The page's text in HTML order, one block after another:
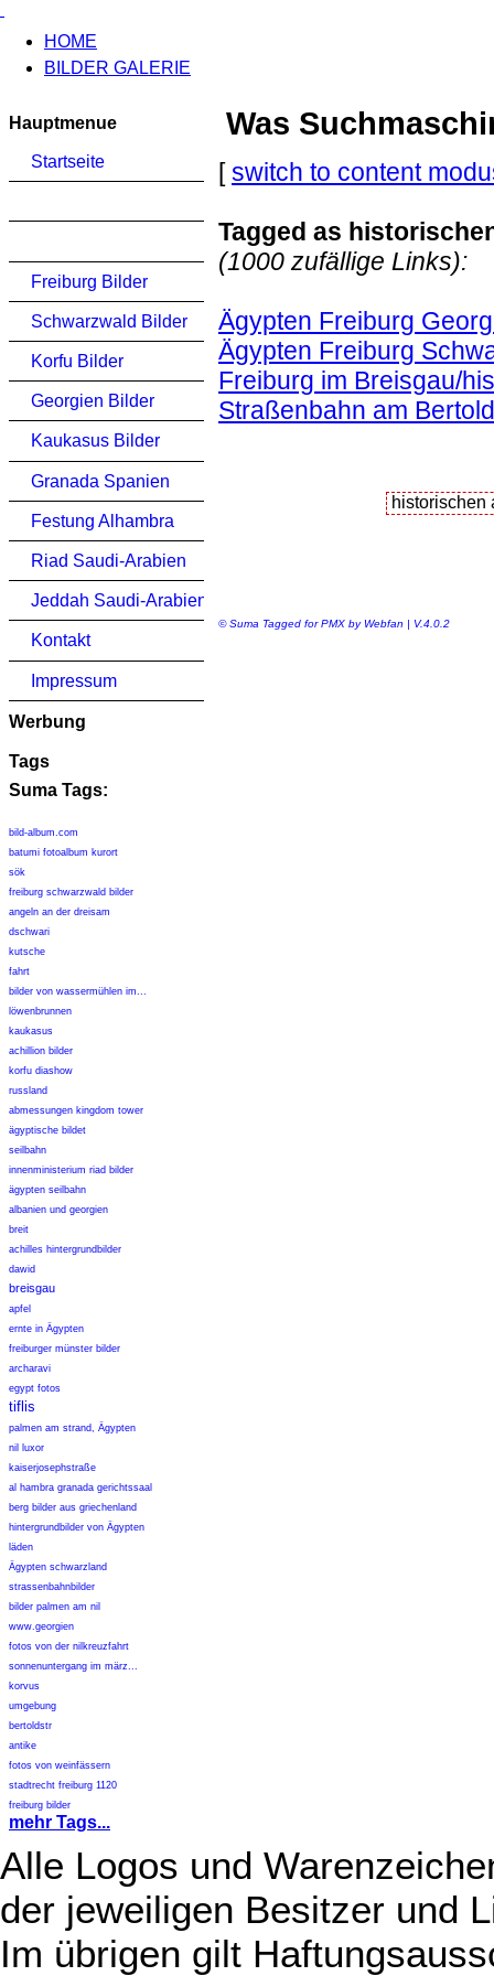
HOME
BILDER GALERIE
Hauptmenue
Startseite
Freiburg Bilder
Schwarzwald Bilder
Korfu Bilder
Georgien Bilder
Kaukasus Bilder
Granada Spanien
Festung Alhambra
Riad Saudi-Arabien
Jeddah Saudi-Arabien
Kontakt
Impressum
Werbung
Tags
Suma Tags:
bild-album.com
batumi fotoalbum kurort
sök
freiburg schwarzwald bilder
angeln an der dreisam
dschwari
kutsche
fahrt
bilder von wassermühlen im...
löwenbrunnen
kaukasus
achillion bilder
korfu diashow
russland
abmessungen kingdom tower
ägyptische bildet
seilbahn
innenministerium riad bilder
ägypten seilbahn
albanien und georgien
breit
achilles hintergrundbilder
dawid
breisgau
apfel
ernte in Ägypten
freiburger münster bilder
archaravi
egypt fotos
tiflis
palmen am strand, Ägypten
nil luxor
kaiserjosephstraße
al hambra granada gerichtssaal
berg bilder aus griechenland
hintergrundbilder von Ägypten
läden
Ägypten schwarzland
strassenbahnbilder
bilder palmen am nil
www.georgien
fotos von der nilkreuzfahrt
sonnenuntergang im märz...
korvus
umgebung
bertoldstr
antike
fotos von weinfässern
stadtrecht freiburg 1120
freiburg bilder
mehr Tags...
Was
[switch to content
Tagged as
(1000 zufällige Links):
Ägypten Freiburg
Ägypten Freiburg
Freiburg im Breisgau/
Straßenbahn am
© Suma Tagged for PMX by Webfan | V.4.0.2
Alle Logos und
der jeweiligen Besitzer und
Im übrigen gilt